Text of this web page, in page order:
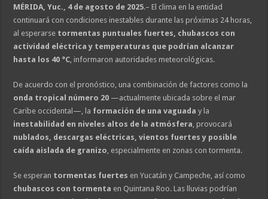
MÉRIDA, Yuc., 4 de agosto de 2025.– El clima en la entidad
continuará con condiciones inestables durante las próximas 24 horas,
al esperarse tormentas puntuales fuertes, chubascos con
actividad eléctrica y temperaturas que podrían alcanzar
hasta los 40 °C , informaron autoridades meteorológicas.
De acuerdo con el pronóstico, una combinación de factores como la
onda tropical número 20 —actualmente ubicada sobre el mar
Caribe occidental—, la formación de una vaguada y la
inestabilidad en niveles altos de la atmósfera , provocará
nublados, descargas eléctricas, vientos fuertes y posible
caída aislada de granizo , especialmente en zonas con tormenta.
Se esperan tormentas fuertes en Yucatán y Campeche, así como
chubascos con tormenta en Quintana Roo. Las lluvias podrían